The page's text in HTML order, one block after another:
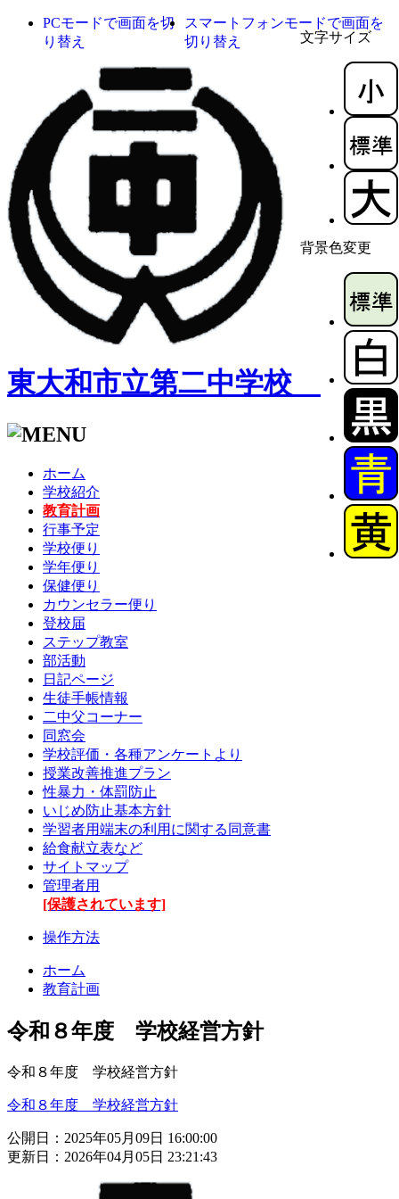
文字サイズ
背景色変更
PCモードで画面を切
り替え
スマートフォンモードで画面を
切り替え
東大和市立第二中学校
ホーム
学校紹介
教育計画
行事予定
学校便り
学年便り
保健便り
カウンセラー便り
登校届
ステップ教室
部活動
日記ページ
生徒手帳情報
二中父コーナー
同窓会
学校評価・各種アンケートより
授業改善推進プラン
性暴力・体罰防止
いじめ防止基本方針
学習者用端末の利用に関する同意書
給食献立表など
サイトマップ
管理者用
[保護されています]
操作方法
ホーム
教育計画
令和８年度 学校経営方針
令和８年度 学校経営方針
令和８年度 学校経営方針
公開日：2025年05月09日 16:00:00
更新日：2026年04月05日 23:21:43